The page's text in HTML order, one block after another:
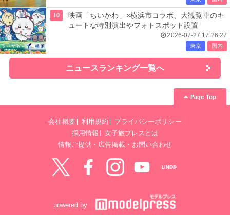
10
映画「ちいかわ」×横浜市コラボ、大観覧車のキ
ュートな特別演出やフォトスポット設置
2026-07-27 17:26:27
東京 国内
ニュースランキング一覧へ
Page Top
会社概要 利用規約
プライバシーポリシー
採用情報
女子旅プレスとは
情報ご提供・広告掲載・お問い合わせ
powered by